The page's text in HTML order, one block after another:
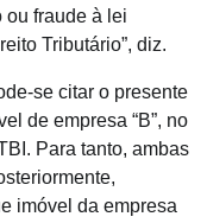
ou fraude à lei
Tributário”, diz.
se citar o presente
de empresa “B”, no
Para tanto, ambas
imóvel da empresa